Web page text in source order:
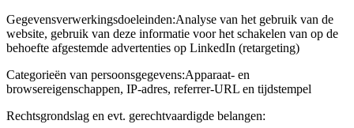
Gegevensverwerkingsdoeleinden:Analyse van het gebruik van de
website, gebruik van deze informatie voor het schakelen van op de
behoefte afgestemde advertenties op LinkedIn (retargeting)
Categorieën van persoonsgegevens:Apparaat- en
browsereigenschappen, IP-adres, referrer-URL en tijdstempel
Rechtsgrondslag en evt. gerechtvaardigde belangen: